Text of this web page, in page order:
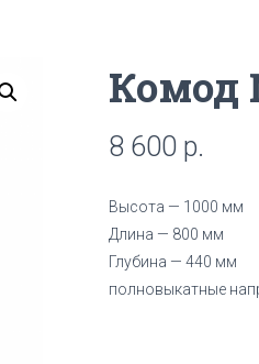
Комод
8 600 р.
Высота — 1000 мм
Длина — 800 мм
Глубина — 440 мм
полновыкатные